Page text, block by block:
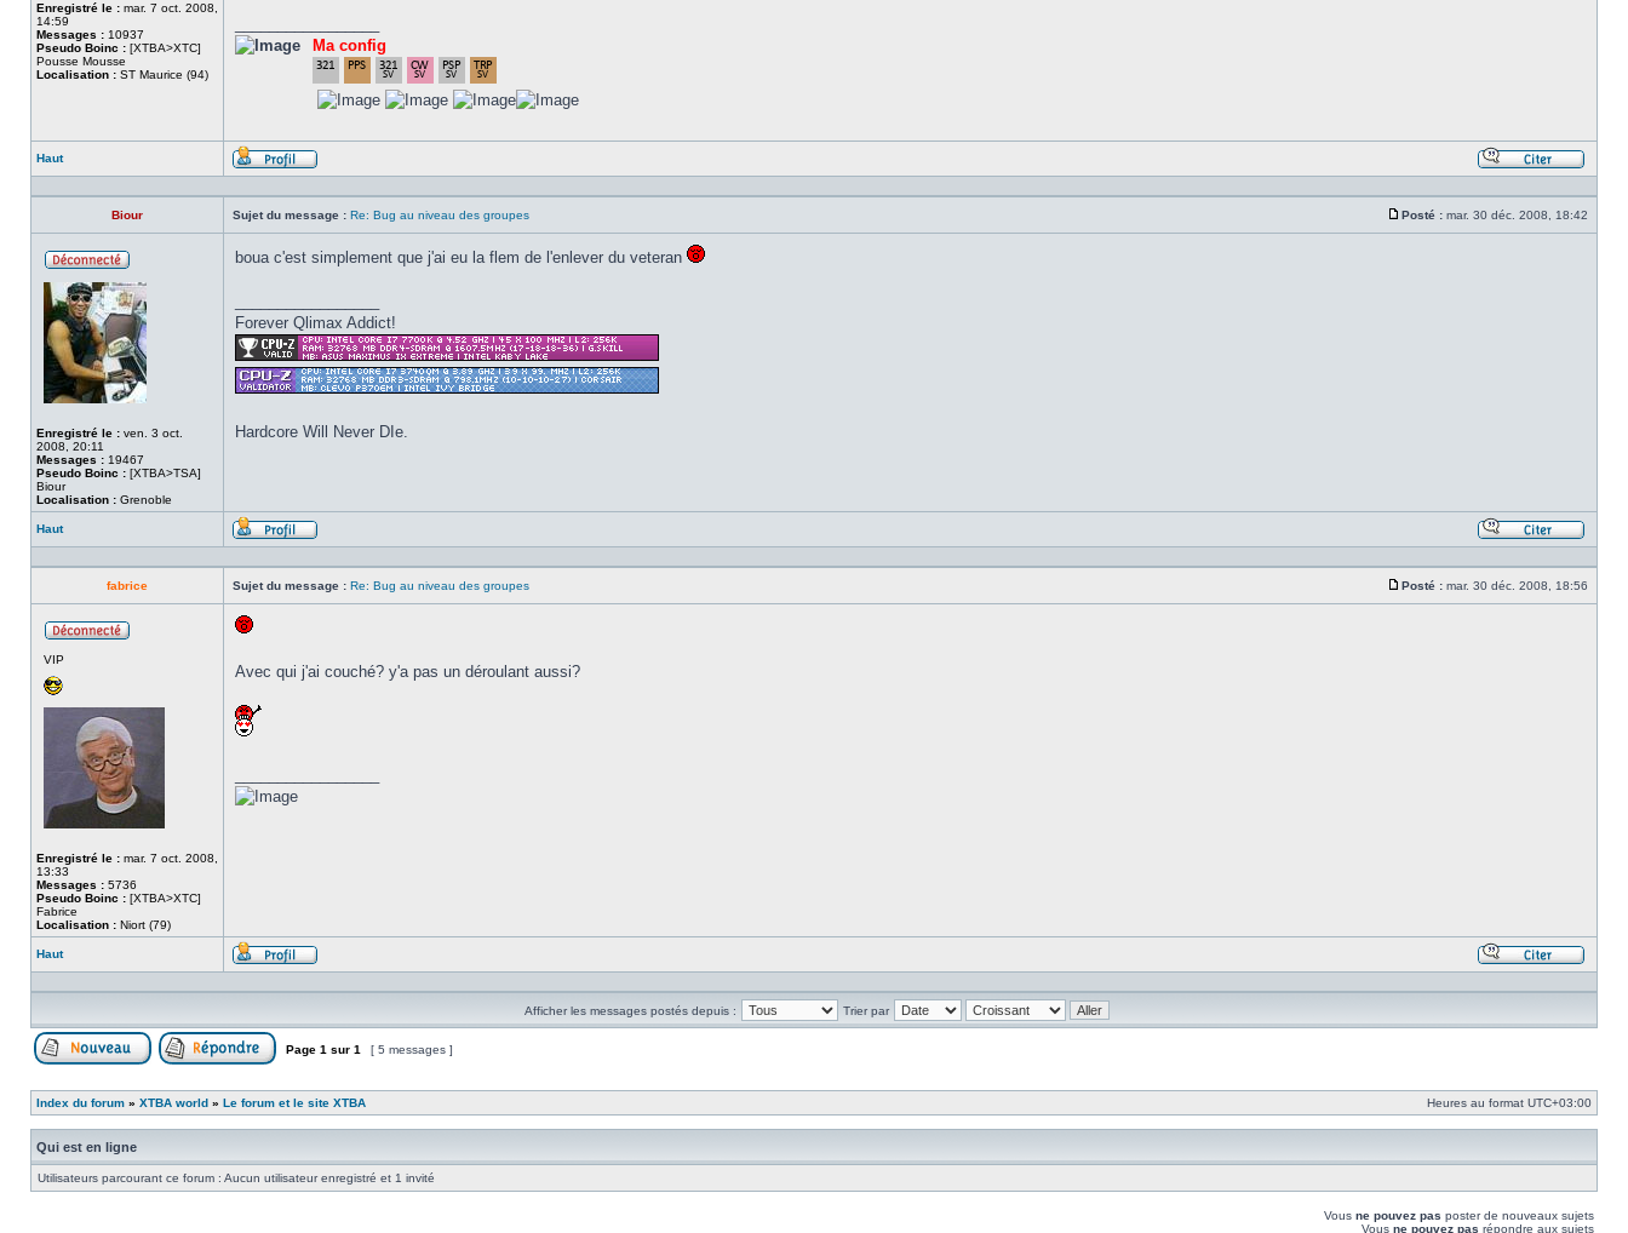
Enregistré le : mar. 7 oct. 2008,
14:59
Messages : 10937
Pseudo Boinc : [XTBA>XTC]
Pousse Mousse
Localisation : ST Maurice (94)
Ma config
Haut
Profil
le
Biour Sujet du message : Re: Bug au niveau des groupes
Posté : mar. 30 déc. 2008, 18:42
ligne
Enregistré le : ven. 3 oct.
2008, 20:11
Messages : 19467
Pseudo Boinc : [XTBA>TSA]
Biour
Localisation : Grenoble
boua c'est simplement que j'ai eu la flem de l'enlever du veteran
Forever Qlimax Addict!
Hardcore Will Never DIe.
Haut
Profil
le
fabrice Sujet du message : Re: Bug au niveau des groupes
Posté : mar. 30 déc. 2008, 18:56
VIP
Enregistré le : mar. 7 oct. 2008,
13:33
Messages : 5736
Pseudo Boinc : [XTBA>XTC]
Fabrice
Localisation : Niort (79)
Avec qui j'ai couché? y'a pas un déroulant aussi?
Haut
Profil
Afficher les messages postés depuis : Trier par
Page 1 sur 1 [ 5 messages ]
Index du forum » XTBA world » Le forum et le site XTBA Heures au format UTC+03:00
Qui est en ligne
Utilisateurs parcourant ce forum : Aucun utilisateur enregistré et 1 invité
Vous ne pouvez pas poster de nouveaux sujets
Vous ne pouvez pas répondre aux sujets